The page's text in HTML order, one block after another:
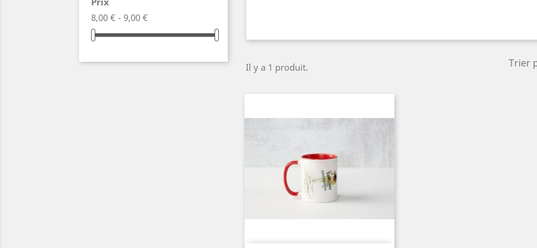
8,00 € - 9,00 €
Il y a 1 produit.
Trier